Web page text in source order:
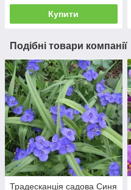
Купити
Подібні товари компанії
Традесканція садова Синя